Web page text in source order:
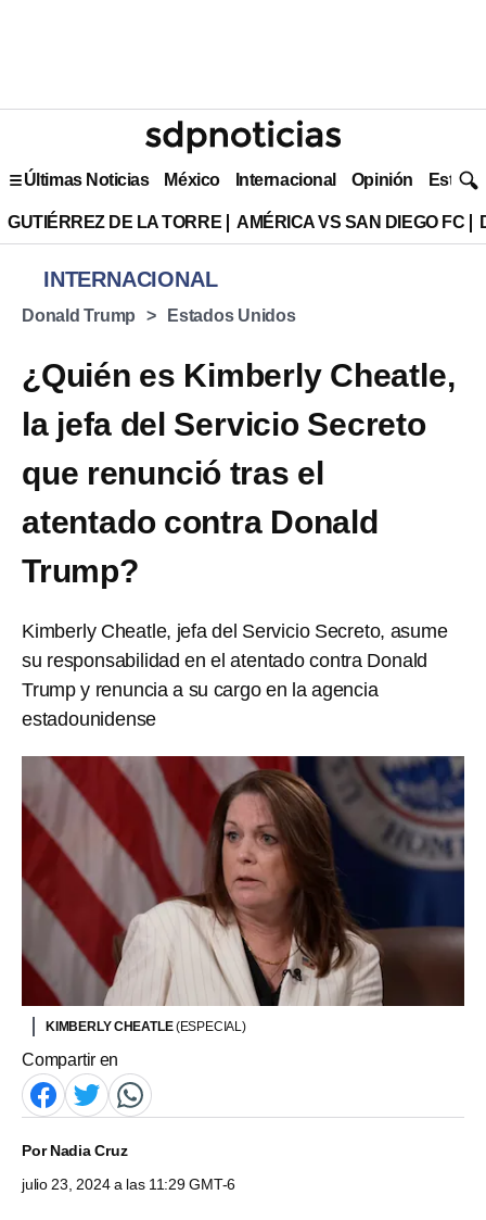
Últimas Noticias México Internacional Opinión Estilo
GUTIÉRREZ DE LA TORRE AMÉRICA VS SAN DIEGO FC
INTERNACIONAL
Donald Trump Estados Unidos
¿Quién es Kimberly Cheatle,
la jefa del Servicio Secreto
que renunció tras el
atentado contra Donald
Trump?
Kimberly Cheatle, jefa del Servicio Secreto, asume
su responsabilidad en el atentado contra Donald
Trump y renuncia a su cargo en la agencia
estadounidense
KIMBERLY CHEATLE(ESPECIAL)
Compartir en
PorNadia Cruz
julio 23, 2024 a las 11:29 GMT-6